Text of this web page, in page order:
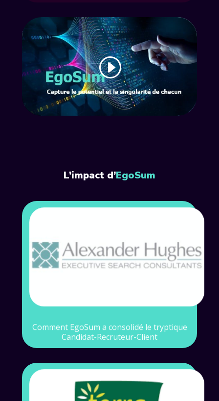
L’impact d’EgoSum
Comment EgoSum a consolidé le tryptique
Candidat-Recruteur-Client
Contexte
Innover dans le recrutement tout en se